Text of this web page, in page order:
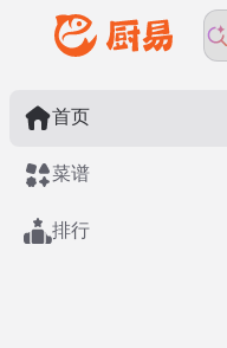
首页
菜谱
排行